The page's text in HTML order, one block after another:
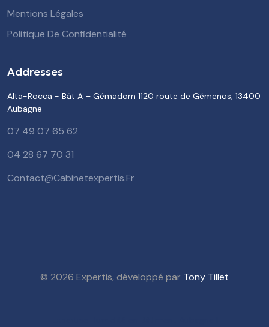
Mentions Légales
Politique De Confidentialité
Addresses
Alta-Rocca - Bât A – Gémadom 1120 route de Gémenos, 13400
Aubagne
07 49 07 65 62
04 28 67 70 31
Contact@cabinetexpertis.fr
© 2026 Expertis, développé par Tony Tillet